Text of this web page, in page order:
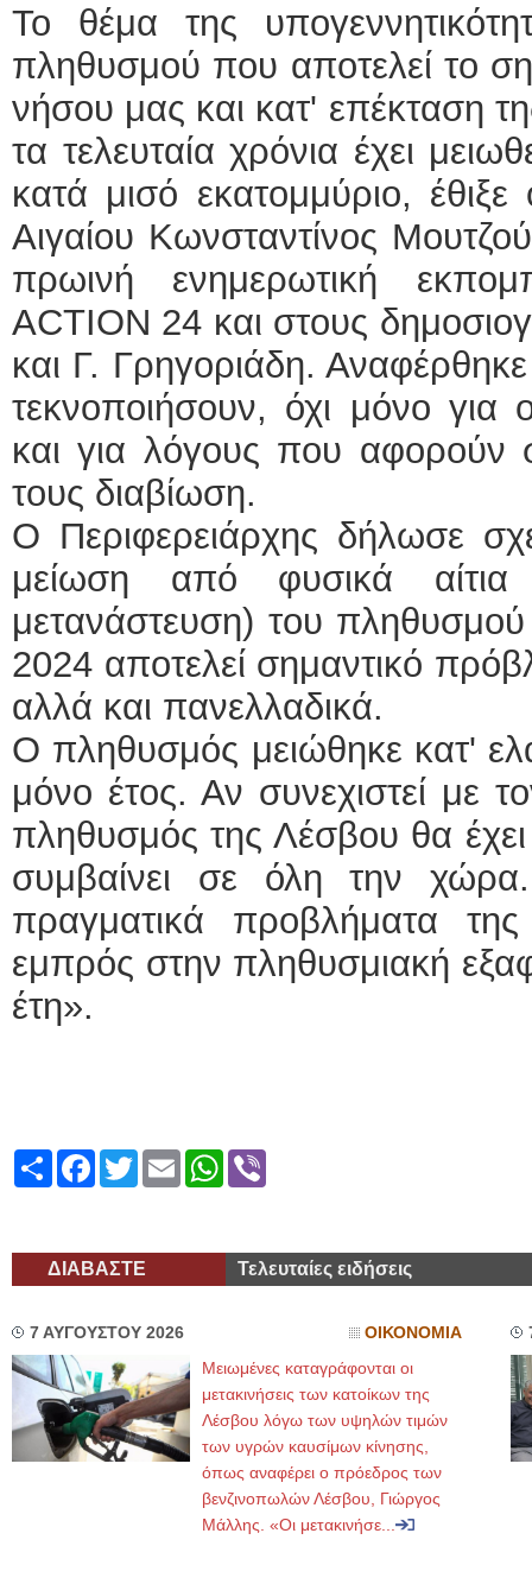
Το θέμα της
πληθυσμού που αποτελεί το
νήσου μας και κατ' επέκταση
τα τελευταία χρόνια έχει
κατά μισό εκατομμύριο,
Αιγαίου Κωνσταντίνος
πρωινή ενημερωτική
ACTION 24 και στους
και Γ. Γρηγοριάδη.
τεκνοποιήσουν, όχι μόνο για
και για λόγους που αφορούν
τους διαβίωση.
Ο Περιφερειάρχης δήλωσε
μείωση από φυσικά αίτια
μετανάστευση) του
2024 αποτελεί σημαντικό
αλλά και πανελλαδικά.
Ο πληθυσμός μειώθηκε κατ'
μόνο έτος. Αν συνεχιστεί με
πληθυσμός της Λέσβου θα έχει
συμβαίνει σε όλη την
πραγματικά προβλήματα
εμπρός στην πληθυσμιακή
έτη».
ShareFacebook
TwitterEmailWhatsApp
ΔΙΑΒΑΣΤΕ Τελευταίες ειδήσεις
7 ΑΥΓΟΥΣΤΟΥ 2026 ΟΙΚΟΝΟΜΙΑ
Μειωμένες καταγράφονται οι
μετακινήσεις των κατοίκων της
Λέσβου λόγω των υψηλών τιμών
των υγρών καυσίμων κίνησης,
όπως αναφέρει ο πρόεδρος των
βενζινοπωλών Λέσβου, Γιώργος
Μάλλης. «Οι μετακινήσε...